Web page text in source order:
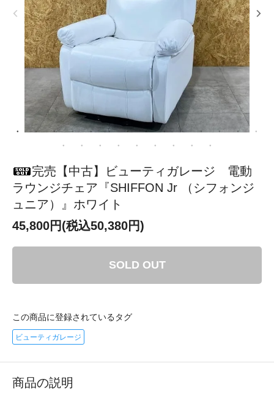
完売【中古】ビューティガレージ 電動
ラウンジチェア『SHIFFON Jr （シフォンジ
ュニア）』ホワイト
45,800円(税込50,380円)
SOLD OUT
この商品に登録されているタグ
ビューティガレージ
商品の説明